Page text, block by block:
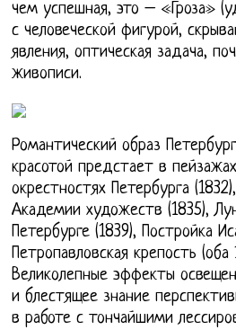
чем успешная, это – «Гроза»
с человеческой фигурой,
явления, оптическая задача,
живописи.
Романтический образ
красотой предстает в
окрестностях Петербурга
Академии художеств (1835),
Петербурге (1839), Постройка
Петропавловская крепость
Великолепные эффекты
и блестящее знание
в работе с тончайшими